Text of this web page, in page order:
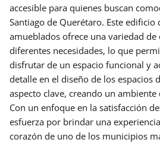
accesible para quienes buscan
Santiago de Querétaro. Este edificio
amueblados ofrece una variedad de
diferentes necesidades, lo que
disfrutar de un espacio funcional y
detalle en el diseño de los espacios
aspecto clave, creando un
Con un enfoque en la satisfacción
esfuerza por brindar una
corazón de uno de los municipios